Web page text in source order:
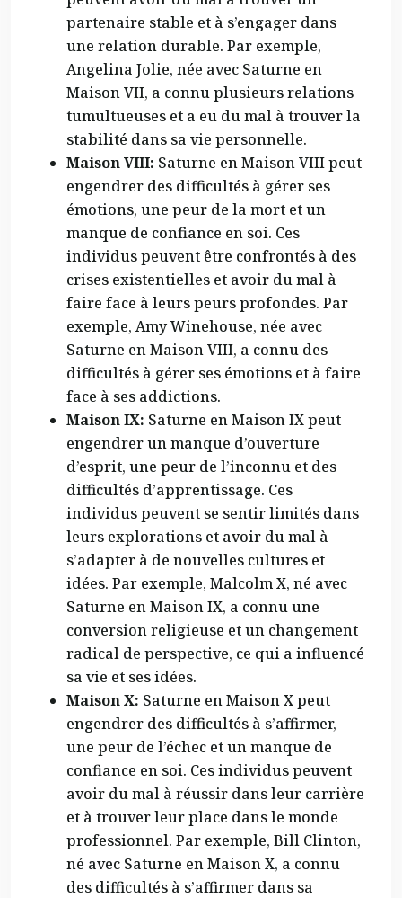
partenaire stable et à s’engager dans
une relation durable. Par exemple,
Angelina Jolie, née avec Saturne en
Maison VII, a connu plusieurs relations
tumultueuses et a eu du mal à trouver la
stabilité dans sa vie personnelle.
Maison VIII: Saturne en Maison VIII peut
engendrer des difficultés à gérer ses
émotions, une peur de la mort et un
manque de confiance en soi. Ces
individus peuvent être confrontés à des
crises existentielles et avoir du mal à
faire face à leurs peurs profondes. Par
exemple, Amy Winehouse, née avec
Saturne en Maison VIII, a connu des
difficultés à gérer ses émotions et à faire
face à ses addictions.
Maison IX: Saturne en Maison IX peut
engendrer un manque d’ouverture
d’esprit, une peur de l’inconnu et des
difficultés d’apprentissage. Ces
individus peuvent se sentir limités dans
leurs explorations et avoir du mal à
s’adapter à de nouvelles cultures et
idées. Par exemple, Malcolm X, né avec
Saturne en Maison IX, a connu une
conversion religieuse et un changement
radical de perspective, ce qui a influencé
sa vie et ses idées.
Maison X: Saturne en Maison X peut
engendrer des difficultés à s’affirmer,
une peur de l’échec et un manque de
confiance en soi. Ces individus peuvent
avoir du mal à réussir dans leur carrière
et à trouver leur place dans le monde
professionnel. Par exemple, Bill Clinton,
né avec Saturne en Maison X, a connu
des difficultés à s’affirmer dans sa